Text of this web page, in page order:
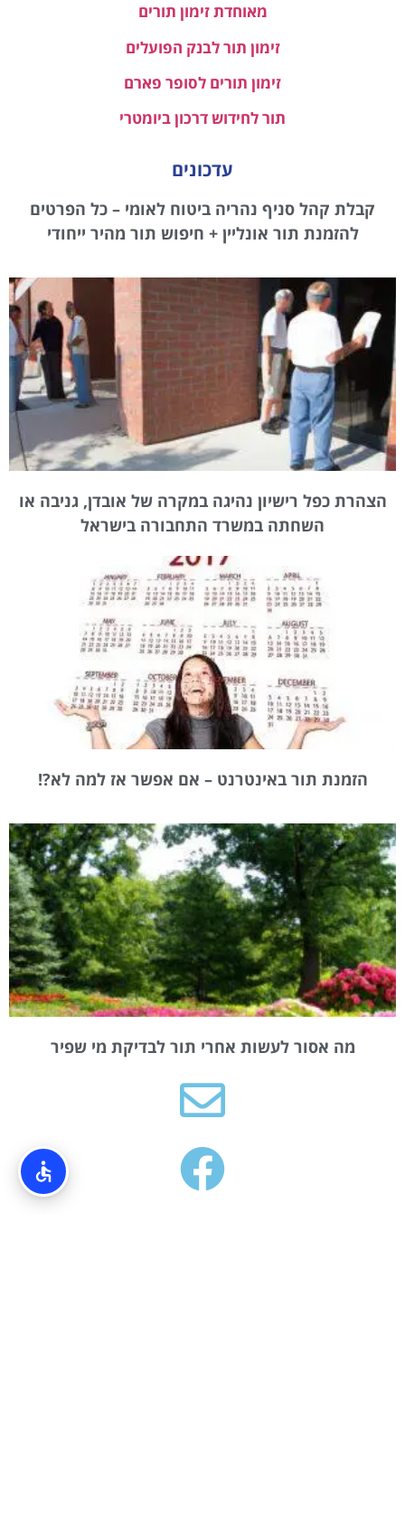
מאוחדת זימון תורים
זימון תור לבנק הפועלים
זימון תורים לסופר פארם
תור לחידוש דרכון ביומטרי
עדכונים
קבלת קהל סניף נהריה ביטוח לאומי – כל הפרטים
להזמנת תור אונליין + חיפוש תור מהיר ייחודי
הצהרת כפל רישיון נהיגה במקרה של אובדן, גניבה או
השחתה במשרד התחבורה בישראל
הזמנת תור באינטרנט – אם אפשר אז למה לא?!
מה אסור לעשות אחרי תור לבדיקת מי שפיר